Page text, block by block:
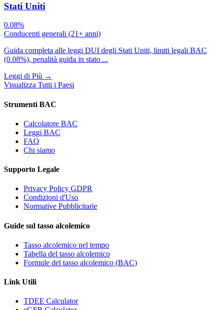
Stati Uniti
0.08%
Conducenti generali (21+ anni)
Guida completa alle leggi DUI degli Stati Uniti, limiti legali BAC
(0.08%), penalità guida in stato ...
Leggi di Più →
Visualizza Tutti i Paesi
Strumenti BAC
Calcolatore BAC
Leggi BAC
FAQ
Chi siamo
Supporto Legale
Privacy Policy GDPR
Condizioni d'Uso
Normative Pubblicitarie
Guide sul tasso alcolemico
Tasso alcolemico nel tempo
Tabella del tasso alcolemico
Formule del tasso alcolemico (BAC)
Link Utili
TDEE Calculator